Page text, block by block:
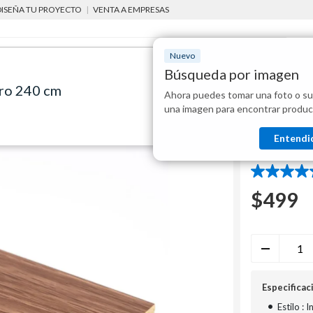
TU PROYECTO | VENTA A EMPRESAS
Nuevo
Búsqueda por imagen
Ahora puedes tomar una foto o
una imagen para encontrar
herramientas para instalación de pisos zócalos Zócalo de PVC 240 cm
SM
Zócalo
5.0
5
estrellas.
$499
• Estilo :
240 cm